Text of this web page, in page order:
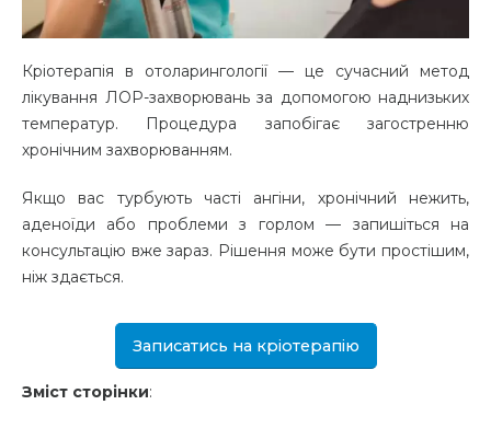
Кріотерапія в отоларингології — це сучасний метод
лікування ЛОР-захворювань за допомогою наднизьких
температур. Процедура запобігає загостренню
хронічним захворюванням.
Якщо вас турбують часті ангіни, хронічний нежить,
аденоїди або проблеми з горлом — запишіться на
консультацію вже зараз. Рішення може бути простішим,
ніж здається.
Записатись на кріотерапію
Зміст сторінки: